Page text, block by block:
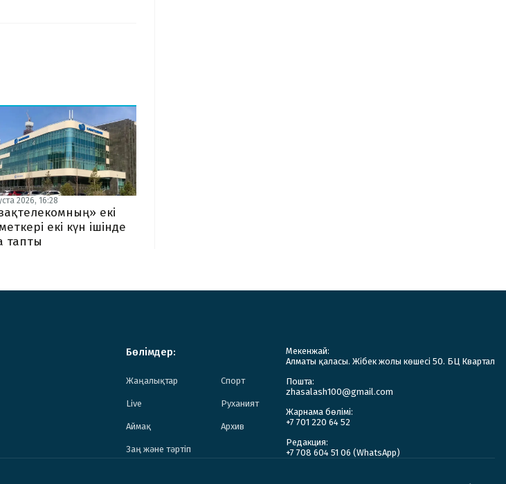
2026, 16:28
екі
екі күн ішінде
тапты
Бөлімдер:
Жаңалықтар Спорт
Live Руханият
Аймақ Архив
Заң және тәртіп
Мекенжай:
Алматы қаласы. Жібек жолы көшесі 50. БЦ Квартал
Пошта:
zhasalash100@gmail.com
Жарнама бөлімі:
+7 701 220 64 52
Редакция:
+7 708 604 51 06 (WhatsApp)